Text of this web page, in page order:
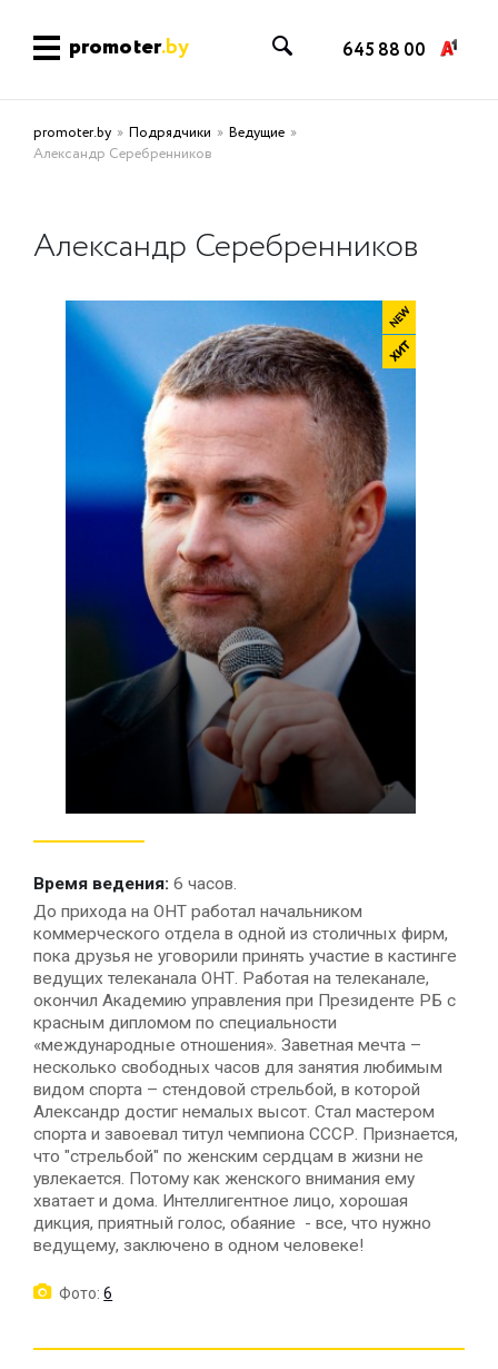
promoter.by 645 88 00
promoter.by Подрядчики
Ведущие
Александр Серебренников
Александр Серебренников
Время ведения: 6 часов.
До прихода на ОНТ работал начальником
коммерческого отдела в одной из столичных фирм,
пока друзья не уговорили принять участие в кастинге
ведущих телеканала ОНТ. Работая на телеканале,
окончил Академию управления при Президенте РБ с
красным дипломом по специальности
«международные отношения». Заветная мечта –
несколько свободных часов для занятия любимым
видом спорта – стендовой стрельбой, в которой
Александр достиг немалых высот. Стал мастером
спорта и завоевал титул чемпиона СССР. Признается,
что "стрельбой" по женским сердцам в жизни не
увлекается. Потому как женского внимания ему
хватает и дома. Интеллигентное лицо, хорошая
дикция, приятный голос, обаяние - все, что нужно
ведущему, заключено в одном человеке!
Фото:6